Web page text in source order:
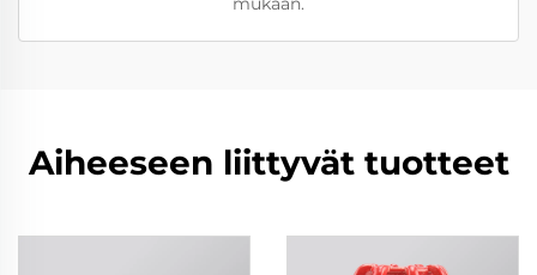
Aiheeseen liittyvät tuotteet